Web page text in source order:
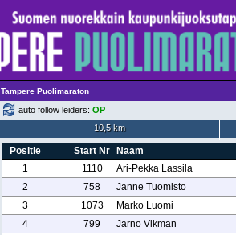
Tampere Puolimaraton
auto follow leiders: OP
10,5 km
Positie Start Nr
Naam
1
1110
Ari-Pekka Lassila
2
758
Janne Tuomisto
3
1073
Marko Luomi
4
799
Jarno Vikman